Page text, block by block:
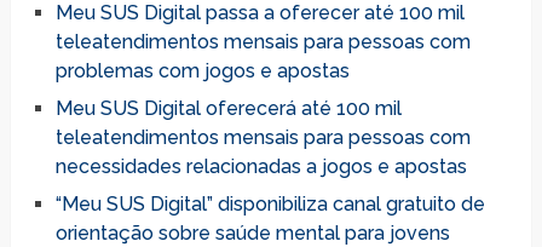
Meu SUS Digital passa a oferecer até 100 mil
teleatendimentos mensais para pessoas com
problemas com jogos e apostas
Meu SUS Digital oferecerá até 100 mil
teleatendimentos mensais para pessoas com
necessidades relacionadas a jogos e apostas
“Meu SUS Digital” disponibiliza canal gratuito de
orientação sobre saúde mental para jovens